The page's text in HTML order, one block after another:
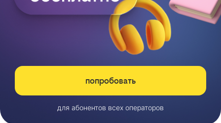
попробовать
для абонентов всех операторов